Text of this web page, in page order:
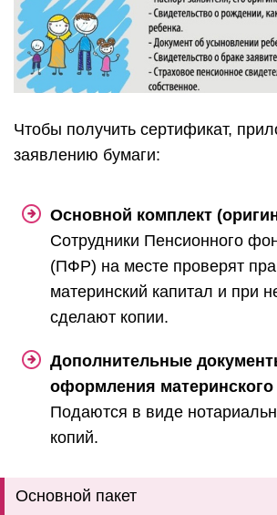
Чтобы получить сертификат,
заявлению бумаги:
Основной комплект
Сотрудники Пенсионного
(ПФР) на месте проверят
материнский капитал и при
сделают копии.
Дополнительные
оформления материнского
Подаются в виде
копий.
Основной пакет